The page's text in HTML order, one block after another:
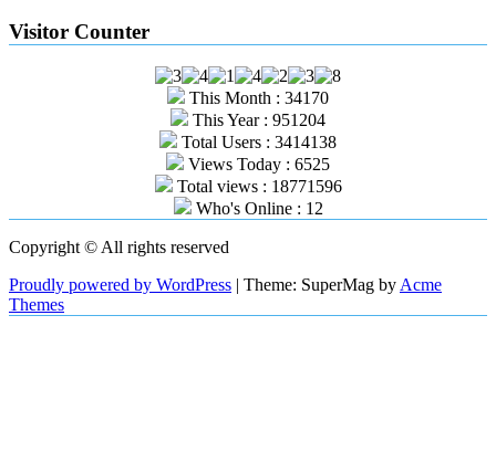
Visitor Counter
This Month : 34170
This Year : 951204
Total Users : 3414138
Views Today : 6525
Total views : 18771596
Who's Online : 12
Copyright © All rights reserved
Proudly powered by WordPress | Theme: SuperMag by Acme
Themes